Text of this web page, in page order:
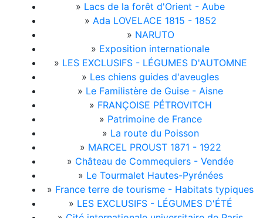
» Lacs de la forêt d'Orient - Aube
» Ada LOVELACE 1815 - 1852
» NARUTO
» Exposition internationale
» LES EXCLUSIFS - LÉGUMES D'AUTOMNE
» Les chiens guides d'aveugles
» Le Familistère de Guise - Aisne
» FRANÇOISE PÉTROVITCH
» Patrimoine de France
» La route du Poisson
» MARCEL PROUST 1871 - 1922
» Château de Commequiers - Vendée
» Le Tourmalet Hautes-Pyrénées
» France terre de tourisme - Habitats typiques
» LES EXCLUSIFS - LÉGUMES D'ÉTÉ